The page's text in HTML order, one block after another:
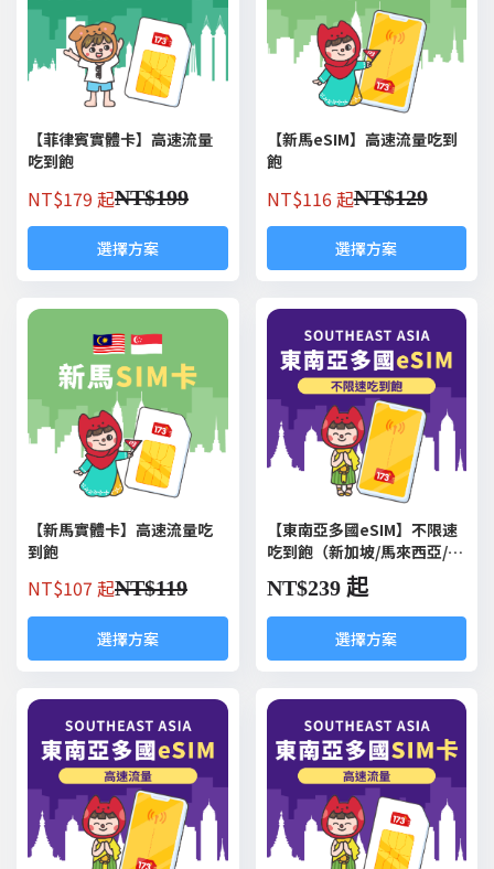
【菲律賓實體卡】高速流量
吃到飽
NT$179 起NT$199
選擇方案
【新馬eSIM】高速流量吃到
飽
NT$116 起NT$129
選擇方案
【新馬實體卡】高速流量吃
到飽
NT$107 起NT$119
選擇方案
【東南亞多國eSIM】不限速
吃到飽（新加坡/馬來西亞/泰
國/印尼/越南）
NT$239 起
選擇方案